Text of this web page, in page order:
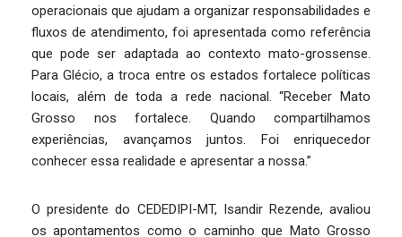
operacionais que ajudam a organizar responsabilidades e
fluxos de atendimento, foi apresentada como referência
que pode ser adaptada ao contexto mato-grossense.
Para Glécio, a troca entre os estados fortalece políticas
locais, além de toda a rede nacional. “Receber Mato
Grosso nos fortalece. Quando compartilhamos
experiências, avançamos juntos. Foi enriquecedor
conhecer essa realidade e apresentar a nossa.”
O presidente do CEDEDIPI-MT, Isandir Rezende, avaliou
os apontamentos como o caminho que Mato Grosso